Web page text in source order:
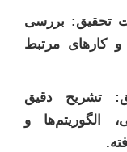
تحقیق: بررسی
و کارهای مرتبط
تشریح دقیق
الگوریتم‌ها و